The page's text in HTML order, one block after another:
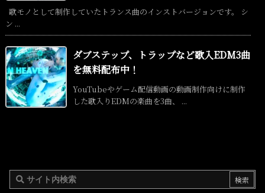
歌モノとして制作していたトランス曲のインストバージョンです。 シ
ン ...
ダブステップ、トラップなど歌入EDM3曲
を無料配布中！
YouTubeやゲーム配信動画の動画制作向けに制作
した歌入りEDMの楽曲を3曲、 ...